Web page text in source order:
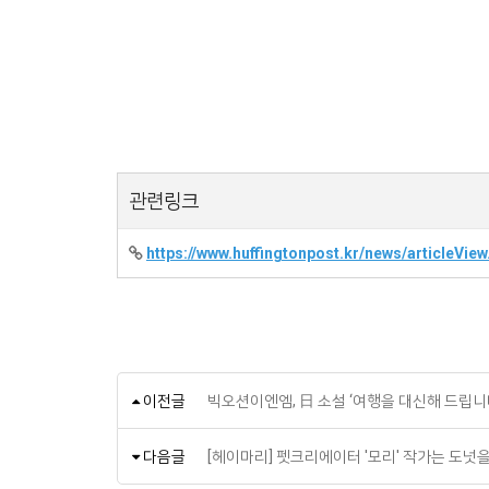
관련링크
https://www.huffingtonpost.kr/news/
이전글 빅오션이엔엠, 日 소설 ‘여행을 대신해 드립
다음글 [헤이마리] 펫크리에이터 '모리' 작가는 도넛